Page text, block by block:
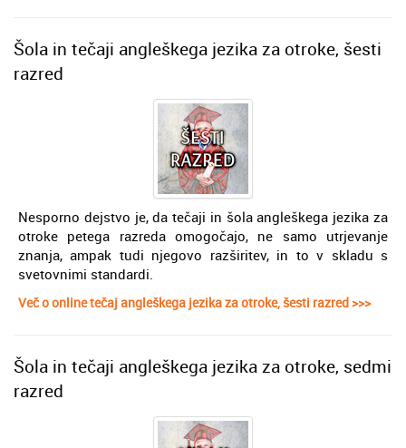
Šola in tečaji angleškega jezika za otroke, šesti
razred
Nesporno dejstvo je, da tečaji in šola angleškega jezika za
otroke petega razreda omogočajo, ne samo utrjevanje
znanja, ampak tudi njegovo razširitev, in to v skladu s
svetovnimi standardi.
Več o online tečaj angleškega jezika za otroke, šesti razred >>>
Šola in tečaji angleškega jezika za otroke, sedmi
razred